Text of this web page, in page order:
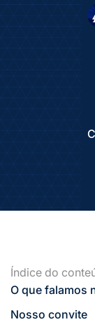
Índice do
O que falamos
Nosso convite